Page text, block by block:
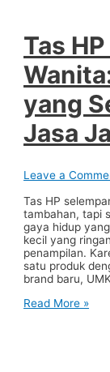
Punya
Nilai
Jual
Tinggi
|
Konveksi
tas
bandung
Tas
yang
Jasa
Leave a
Tas HP
tambahan, tapi
gaya hidup
kecil yang
penampilan.
satu produk
brand baru,
Tas
Read More »